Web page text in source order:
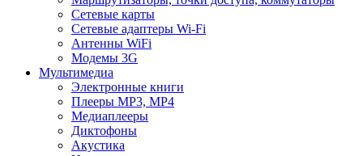
Сетевые карты
Сетевые адаптеры Wi-Fi
Антенны WiFi
Модемы 3G
Мультимедиа
Электронные книги
Плееры MP3, MP4
Медиаплееры
Диктофоны
Акустика